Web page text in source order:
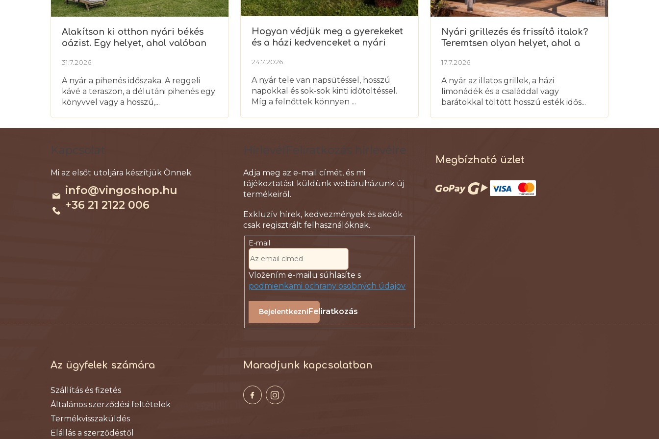
e
m
e
Alakítson ki otthon nyári békés
oázist. Egy helyet, ahol valóban
31.7.2026
A nyár a pihenés időszaka. A reggeli
kávé a teraszon, a délutáni pihenés egy
könyvvel vagy a hosszú,...
Hogyan védjük meg a gyerekeket
és a házi kedvenceket a nyári
24.7.2026
A nyár tele van napsütéssel, hosszú
napokkal és sok-sok kinti időtöltéssel.
Míg a felnőttek könnyen ...
Nyári grillezés és frissítő italok?
Teremtsen olyan helyet, ahol a
17.7.2026
A nyár az illatos grillek, a házi
limonádék és a családdal vagy
barátokkal töltött hosszú esték idős...
Kapcsolat
info@vingoshop.hu
+36 21 2122 006
Feliratkozás hírlevélre
Adja meg az e-mail címét, és mi
tájékoztatást küldünk webáruházunk új
termékeiről.
E-mail
Vložením e-mailu súhlasíte s
podmienkami ochrany osobných údajov
Feliratkozás
Megbízható üzlet
Az ügyfelek számára
Szállítás és fizetés
Általános szerződési feltételek
Termékvisszaküldés
Elállás a szerződéstől
Maradjunk kapcsolatban